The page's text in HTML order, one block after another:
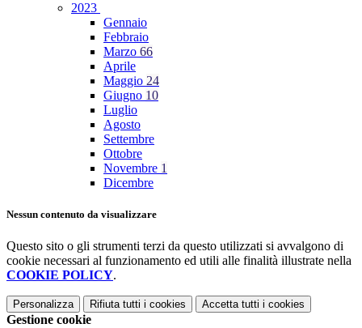
2023
Gennaio
Febbraio
Marzo 66
Aprile
Maggio 24
Giugno 10
Luglio
Agosto
Settembre
Ottobre
Novembre 1
Dicembre
Nessun contenuto da visualizzare
Questo sito o gli strumenti terzi da questo utilizzati si avvalgono di
cookie necessari al funzionamento ed utili alle finalità illustrate nella
COOKIE POLICY.
Personalizza Rifiuta tutti i cookies Accetta tutti i cookies
Gestione cookie